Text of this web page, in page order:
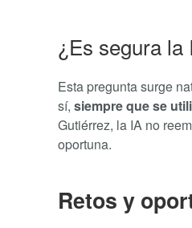
¿Es segura la
Esta pregunta surge
sí, siempre que se
Gutiérrez, la IA no
oportuna.
Retos y